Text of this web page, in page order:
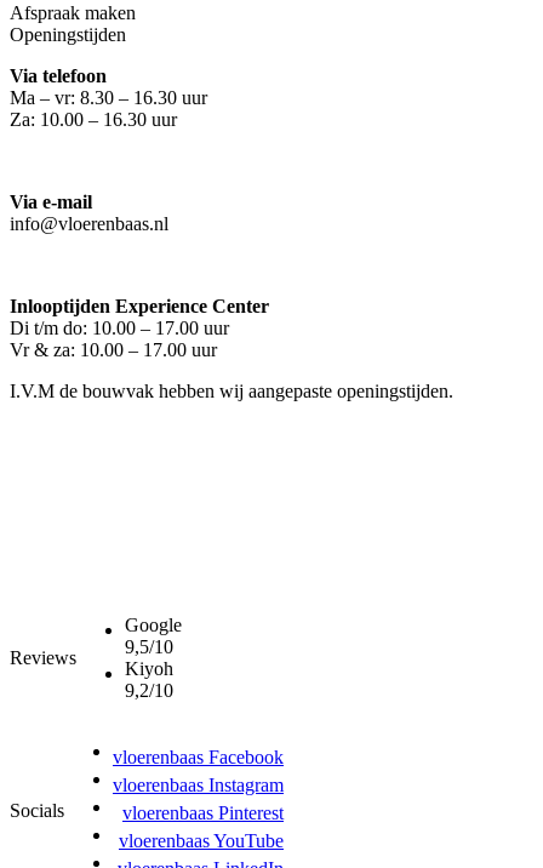
Afspraak maken
Openingstijden
Via telefoon
Ma – vr: 8.30 – 16.30 uur
Za: 10.00 – 16.30 uur
Via e-mail
info@vloerenbaas.nl
Inlooptijden Experience Center
Di t/m do: 10.00 – 17.00 uur
Vr & za: 10.00 – 17.00 uur
I.V.M de bouwvak hebben wij aangepaste openingstijden.
Reviews
Google
9,5/10
Kiyoh
9,2/10
Socials
vloerenbaas Facebook
vloerenbaas Instagram
vloerenbaas Pinterest
vloerenbaas YouTube